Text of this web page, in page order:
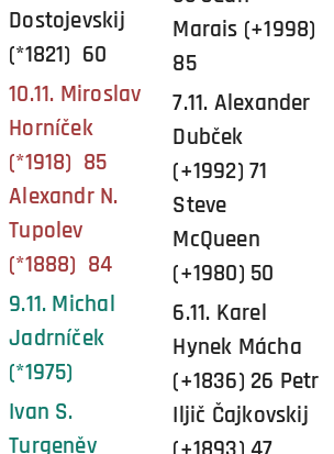
Dostojevskij
(*1821) 60
10.11. Miroslav
Horníček
(*1918) 85
Alexandr N.
Tupolev
(*1888) 84
9.11. Michal
Jadrníček
(*1975)
Ivan S.
Turgeněv
Marais (+1998)
85
7.11. Alexander
Dubček
(+1992) 71
Steve
McQueen
(+1980) 50
6.11. Karel
Hynek Mácha
(+1836) 26 Petr
Iljič Čajkovskij